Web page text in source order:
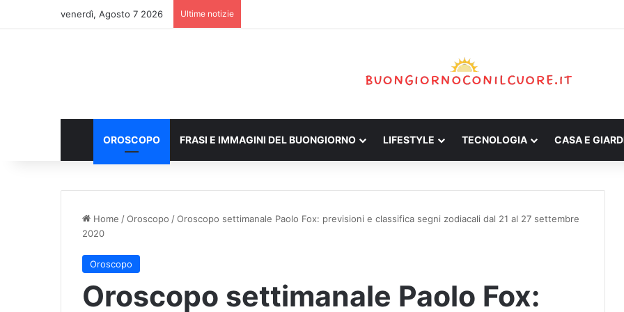
venerdì, Agosto 7 2026 Ultime notizie
OROSCOPO FRASI E IMMAGINI DEL BUONGIORNO LIFESTYLE TECNOLOGIA CASA E
Home /Oroscopo /Oroscopo settimanale Paolo Fox: previsioni e classifica segni zodiacali dal 21 al 27 settembre
2020
Oroscopo
Oroscopo settimanale Paolo Fox: